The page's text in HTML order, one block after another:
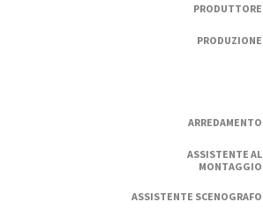
PRODUTTORE
PRODUZIONE
ARREDAMENTO
ASSISTENTE AL
MONTAGGIO
ASSISTENTE SCENOGRAFO